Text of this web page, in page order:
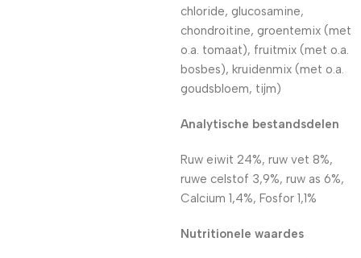
chloride, glucosamine,
chondroitine, groentemix (met
o.a. tomaat), fruitmix (met o.a.
bosbes), kruidenmix (met o.a.
goudsbloem, tijm)
Analytische bestandsdelen
Ruw eiwit 24%, ruw vet 8%,
ruwe celstof 3,9%, ruw as 6%,
Calcium 1,4%, Fosfor 1,1%
Nutritionele waardes